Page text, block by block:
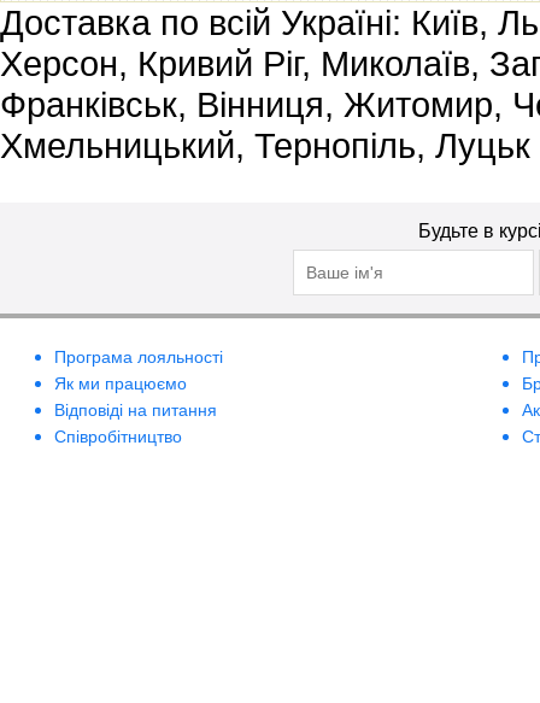
Доставка по всій Україні: Київ,
Херсон, Кривий Ріг, Миколаїв,
Франківськ, Вінниця, Житомир,
Хмельницький, Тернопіль, Луцьк
Будьте в
Програма лояльності
Як ми працюємо
Відповіді на питання
Співробітництво